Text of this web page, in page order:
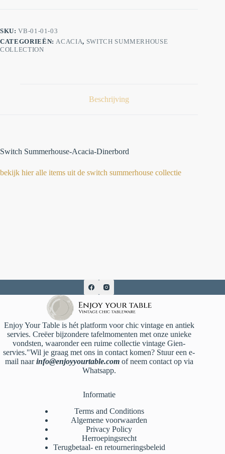
SKU:VB-01-01-03
CATEGORIEËN:ACACIA, SWITCH SUMMERHOUSE
COLLECTION
Beschrijving
Switch Summerhouse-Acacia-Dinerbord
bekijk hier alle items uit de switch summerhouse collectie
Enjoy Your Table is hét platform voor chic vintage en antiek
servies. Creëer bijzondere tafelmomenten met onze unieke
vondsten, waaronder een ruime collectie vintage Gien-
servies."Wil je graag met ons in contact komen? Stuur een e-
mail naarinfo@enjoyyourtable.comof neem contact op via
Whatsapp.
Informatie
Terms and Conditions
Algemene voorwaarden
Privacy Policy
Herroepingsrecht
Terugbetaal- en retourneringsbeleid